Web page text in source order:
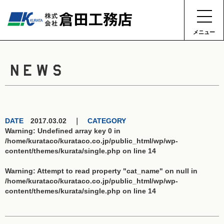
メニュー
NEWS
DATE 2017.03.02 ｜ CATEGORY
Warning: Undefined array key 0 in
/home/kurataco/kurataco.co.jp/public_html/wp/wp-
content/themes/kurata/single.php on line 14
Warning: Attempt to read property "cat_name" on null in
/home/kurataco/kurataco.co.jp/public_html/wp/wp-
content/themes/kurata/single.php on line 14